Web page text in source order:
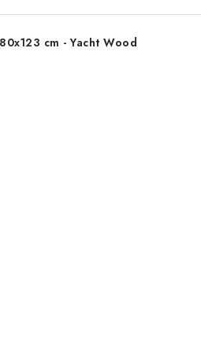
cm - Yacht Wood